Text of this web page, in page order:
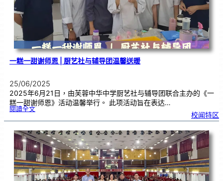
一糕一甜谢师恩 | 厨艺社与辅导团温馨送暖
25/06/2025
2025年6月21日，由芙蓉中华中学厨艺社与辅导团联合主办的《一
糕一甜谢师恩》活动温馨举行。 此项活动旨在表达…
閱讀全文:一
一
甜
师
恩
|厨
艺
社
与
辅
导
团
温
馨
送
暖
校闻特区